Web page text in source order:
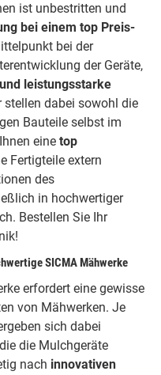
ist unbestritten und
bei einem top Preis-
bei der
der Geräte,
leistungsstarke
stellen dabei sowohl die
Bauteile selbst im
eine top
Fertigteile extern
des
in hochwertiger
Bestellen Sie Ihr
SICMA Mähwerke
erfordert eine gewisse
von Mähwerken. Je
sich dabei
die Mulchgeräte
nach innovativen